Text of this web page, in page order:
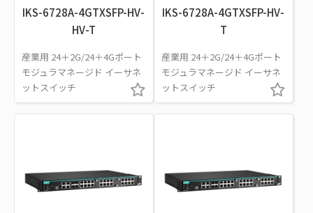
IKS-6728A-4GTXSFP-HV-
HV-T
産業用 24＋2G/24＋4Gポート
モジュラマネージド イーサネ
ットスイッチ
IKS-6728A-4GTXSFP-HV-
T
産業用 24＋2G/24＋4Gポート
モジュラマネージド イーサネ
ットスイッチ